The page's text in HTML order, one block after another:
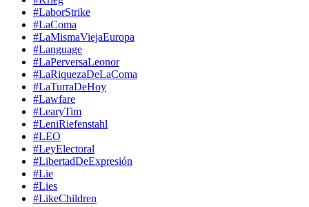
#LaborStrike
#LaComa
#LaMismaViejaEuropa
#Language
#LaPerversaLeonor
#LaRiquezaDeLaComa
#LaTurraDeHoy
#Lawfare
#LearyTim
#LeniRiefenstahl
#LEO
#LeyElectoral
#LibertadDeExpresión
#Lie
#Lies
#LikeChildren